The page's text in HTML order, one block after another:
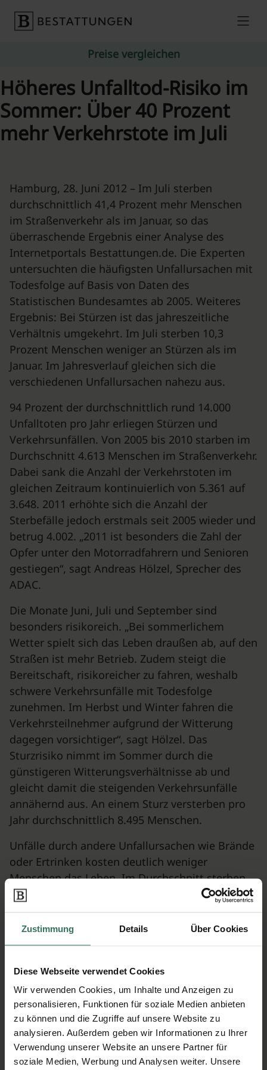
Zustimmung Details Über Cookies
Diese Webseite verwendet Cookies
Wir verwenden Cookies, um Inhalte und Anzeigen zu
personalisieren, Funktionen für soziale Medien anbieten
zu können und die Zugriffe auf unsere Website zu
analysieren. Außerdem geben wir Informationen zu Ihrer
Verwendung unserer Website an unsere Partner für
soziale Medien, Werbung und Analysen weiter. Unsere
Preise vergleichen
Höheres Unfalltod-Risiko im
Sommer: Über 40 Prozent
mehr Verkehrstote im Juli
Hamburg, 28. Juni 2012 – Im Juli sterben
durchschnittlich 41,4 Prozent mehr Menschen
im Straßenverkehr als im Januar, so das
überraschende Ergebnis einer Analyse des
Internetportals Bestattungen.de. Die Experten
untersuchten die häufigsten Unfallursachen mit
Todesfolge auf Basis von Daten des
Statistischen Bundesamtes ab 2005. Weiteres
Ergebnis: Bei Stürzen ist das jahreszeitliche
Verhältnis umgekehrt. Im Juli sterben 10,3
Prozent Menschen weniger an Stürzen als im
Januar. Im Jahresverlauf gleichen sich die
verschiedenen Unfallursachen nahezu aus.
94 Prozent der durchschnittlich rund 14.000
Unfalltoten pro Jahr erliegen Stürzen und
Verkehrsunfällen. Von 2005 bis 2010 starben im
Durchschnitt 4.613 Menschen im Straßenverkehr.
Dabei sank die Anzahl der Verkehrstoten im
gleichen Zeitraum kontinuierlich von 5.361 auf
3.648. 2011 erhöhte sich die Anzahl der
Sterbefälle jedoch erstmals seit 2005 wieder und
betrug 4.002. „2011 ist besonders die Zahl der
Opfer unter den Motorradfahrern und Senioren
gestiegen“, sagt Andreas Hölzel, Sprecher des
ADAC.
Die Monate Juni, Juli und September sind
besonders risikoreich. „Bei sommerlichem
Wetter spielt sich das Leben draußen ab, auf den
Straßen ist mehr Betrieb. Zudem steigt die
Bereitschaft, risikoreicher zu fahren, weshalb
schwere Verkehrsunfälle mit Todesfolge
zunehmen. Im Herbst und Winter fahren die
Verkehrsteilnehmer aufgrund der Witterung
dagegen vorsichtiger“, sagt Hölzel. Das
Sturzrisiko nimmt im Sommer durch die
günstigeren Witterungsverhältnisse ab und
gleicht damit die steigenden Verkehrsunfälle
annähernd aus. An einem Sturz versterben pro
Jahr durchschnittlich 8.495 Menschen.
Unfälle durch andere Unfallursachen wie Brände
oder Ertrinken kosten deutlich weniger
Menschen das Leben. Im Durchschnitt sterben
pro Jahr 407 Deutsche durch Brände, 391
Todesursachen ist das Jahreszeiten-Verhältnis
entgegengesetzt. „Im Sommer sind es
Tannenbäume, die zum Risiko werden“, sagt
Bestattungen.de-Geschäftsführer Fabian Schaaf.
Pro Jahr verstirbt insgesamt nur ein geringer
Anteil der Deutschen an Unfällen. „Bei
durchschnittlich 840.000 Todesfällen im Jahr
waren im Untersuchungszeitraum rund zwei